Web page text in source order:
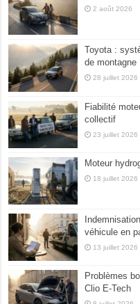
2 août 2026
Toyota :
de montagne
28 juillet 2026
Fiabilité
collectif
23 juillet 2026
Moteur
18 juillet 2026
véhicule en
13 juillet 2026
Problèmes
Clio E-Tech